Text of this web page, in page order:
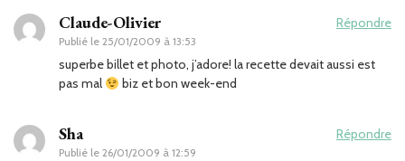
Claude-Olivier
Publié le 25/01/2009 à 13:53
Répondre
superbe billet et photo, j’adore! la recette devait aussi est
pas mal
biz et bon week-end
Sha
Publié le 26/01/2009 à 12:59
Répondre